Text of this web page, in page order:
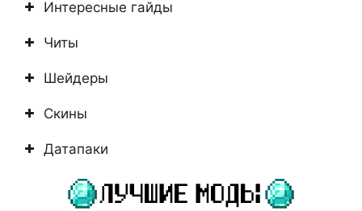
Интересные гайды
Читы
Шейдеры
Скины
Датапаки